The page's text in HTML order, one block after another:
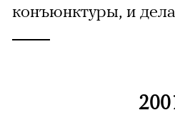
конъюнктуры, и